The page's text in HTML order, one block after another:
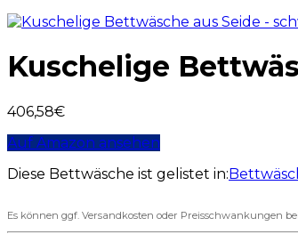
Kuschelige
406,58€
Auf Amazon ansehen
Diese Bettwäsche ist gelistet in:
Es können ggf. Versandkosten oder Preisschwankungen